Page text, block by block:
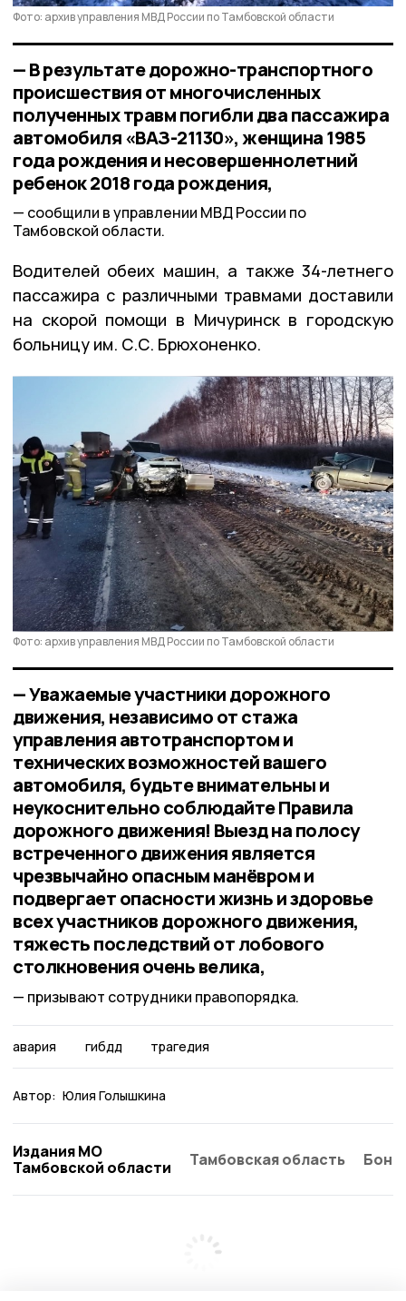
Фото: архив управления МВД России по Тамбовской области
— В результате дорожно-транспортного
происшествия от многочисленных
полученных травм погибли два пассажира
автомобиля «ВАЗ-21130», женщина 1985
года рождения и несовершеннолетний
ребенок 2018 года рождения,
сообщили в управлении МВД России по
Тамбовской области.
Водителей обеих машин, а также 34-летнего
пассажира с различными травмами доставили
на скорой помощи в Мичуринск в городскую
больницу им. С.С. Брюхоненко.
Фото: архив управления МВД России по Тамбовской области
— Уважаемые участники дорожного
движения, независимо от стажа
управления автотранспортом и
технических возможностей вашего
автомобиля, будьте внимательны и
неукоснительно соблюдайте Правила
дорожного движения! Выезд на полосу
встреченного движения является
чрезвычайно опасным манёвром и
подвергает опасности жизнь и здоровье
всех участников дорожного движения,
тяжесть последствий от лобового
столкновения очень велика,
призывают сотрудники правопорядка.
авария гибдд трагедия
Автор: Юлия Голышкина
Издания МО
Тамбовской области
Тамбовская область